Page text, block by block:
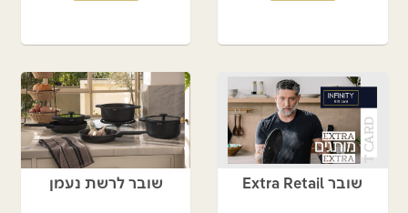
שובר Extra Retail שובר לרשת נעמן